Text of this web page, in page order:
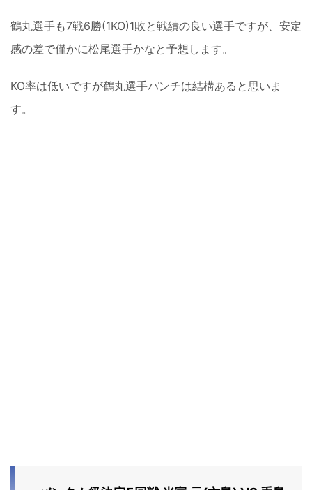
鶴丸選手も7戦6勝(1KO)1敗と戦績の良い選手ですが、安定
感の差で僅かに松尾選手かなと予想します。
KO率は低いですが鶴丸選手パンチは結構あると思いま
す。